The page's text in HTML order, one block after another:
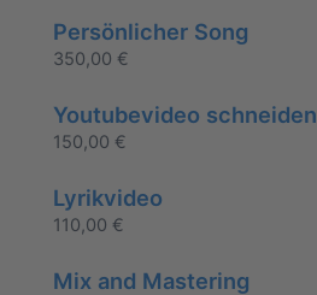
Persönlicher Song
350,00 €
Youtubevideo schneiden
150,00 €
Lyrikvideo
110,00 €
Mix and Mastering